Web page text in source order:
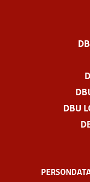
DBU